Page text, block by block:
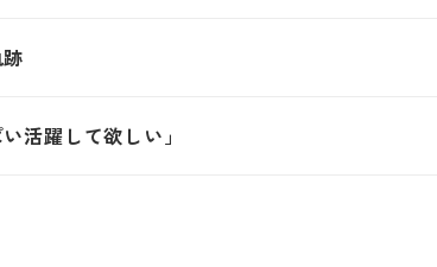
活躍して欲しい」